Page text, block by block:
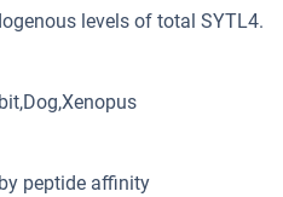
levels of total SYTL4.
peptide affinity